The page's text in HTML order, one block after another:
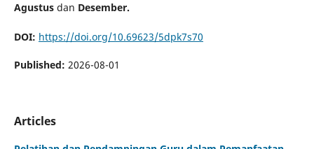
Agustusdan Desember.
DOI: https://doi.org/10.69623/5dpk7s70
Published: 2026-08-01
Articles